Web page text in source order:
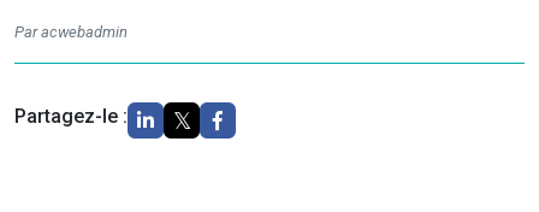
Par acwebadmin
Partagez-le :